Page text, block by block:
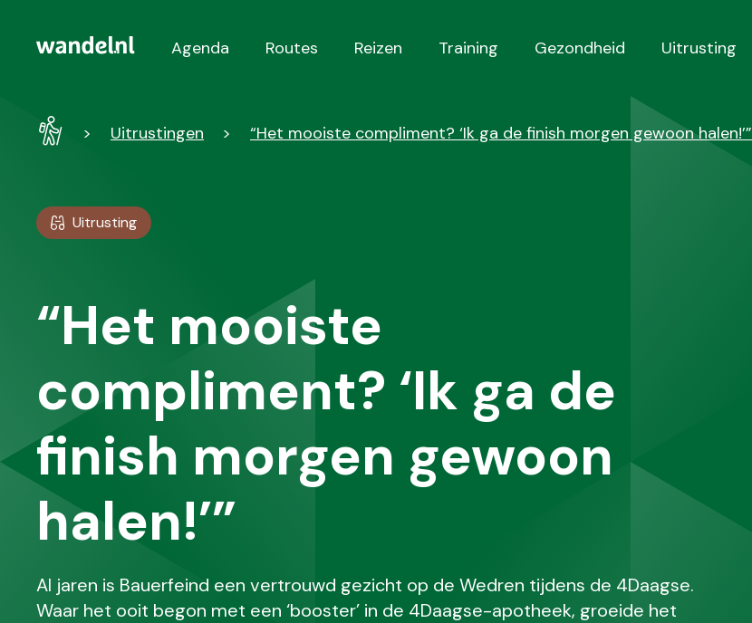
Hoofdnavigatie
Agenda Routes Reizen Training Gezondheid Uitrusting
WandelUitrustingen “Het mooiste compliment? ‘Ik ga de finish morgen gewoon halen!’”
Uitrusting
“Het mooiste
compliment? ‘Ik ga de
finish morgen gewoon
halen!’”
Al jaren is Bauerfeind een vertrouwd gezicht op de Wedren tijdens de 4Daagse.
Waar het ooit begon met een ‘booster’ in de 4Daagse-apotheek, groeide het